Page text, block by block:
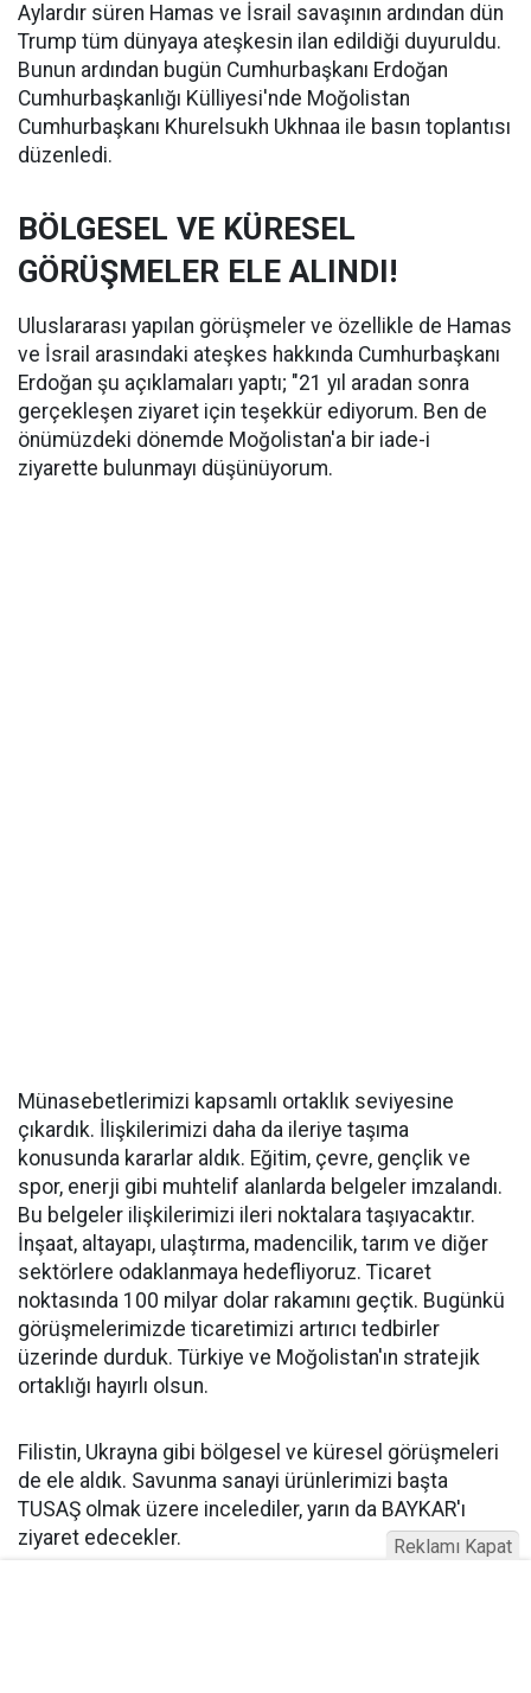
Aylardır süren Hamas ve İsrail savaşının ardından dün
Trump tüm dünyaya ateşkesin ilan edildiği duyuruldu.
Bunun ardından bugün Cumhurbaşkanı Erdoğan
Cumhurbaşkanlığı Külliyesi'nde Moğolistan
Cumhurbaşkanı Khurelsukh Ukhnaa ile basın toplantısı
düzenledi.
BÖLGESEL VE KÜRESEL
GÖRÜŞMELER ELE ALINDI!
Uluslararası yapılan görüşmeler ve özellikle de Hamas
ve İsrail arasındaki ateşkes hakkında Cumhurbaşkanı
Erdoğan şu açıklamaları yaptı; "21 yıl aradan sonra
gerçekleşen ziyaret için teşekkür ediyorum. Ben de
önümüzdeki dönemde Moğolistan'a bir iade-i
ziyarette bulunmayı düşünüyorum.
Münasebetlerimizi kapsamlı ortaklık seviyesine
çıkardık. İlişkilerimizi daha da ileriye taşıma
konusunda kararlar aldık. Eğitim, çevre, gençlik ve
spor, enerji gibi muhtelif alanlarda belgeler imzalandı.
Bu belgeler ilişkilerimizi ileri noktalara taşıyacaktır.
İnşaat, altayapı, ulaştırma, madencilik, tarım ve diğer
sektörlere odaklanmaya hedefliyoruz. Ticaret
noktasında 100 milyar dolar rakamını geçtik. Bugünkü
görüşmelerimizde ticaretimizi artırıcı tedbirler
üzerinde durduk. Türkiye ve Moğolistan'ın stratejik
ortaklığı hayırlı olsun.
Filistin, Ukrayna gibi bölgesel ve küresel görüşmeleri
de ele aldık. Savunma sanayi ürünlerimizi başta
TUSAŞ olmak üzere incelediler, yarın da BAYKAR'ı
ziyaret edecekler.
Reklamı Kapat